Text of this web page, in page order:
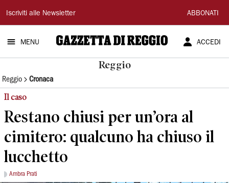
Gazzetta
di
Reggio
Iscriviti alle Newsletter ABBONATI
MENU ACCEDI
Reggio
Reggio Cronaca
Il caso
Restano chiusi per un’ora al
cimitero: qualcuno ha chiuso il
lucchetto
Ambra Prati